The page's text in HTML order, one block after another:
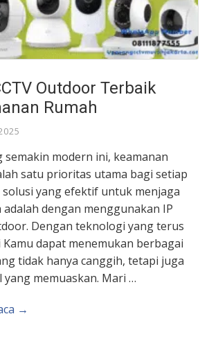
Outdoor Terbaik
Rumah
semakin modern ini, keamanan
satu prioritas utama bagi setiap
solusi yang efektif untuk menjaga
dengan menggunakan IP
Dengan teknologi yang terus
dapat menemukan berbagai
tidak hanya canggih, tetapi juga
memuaskan. Mari …
→